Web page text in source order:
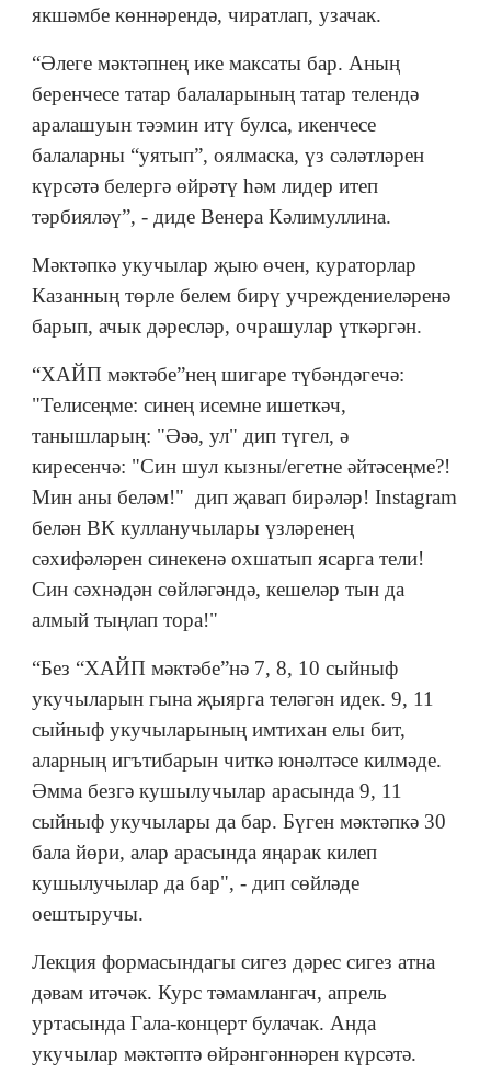
якшәмбе көннәрендә, чиратлап, узачак.
“Әлеге мәктәпнең ике максаты бар. Аның
беренчесе татар балаларының татар телендә
аралашуын тәэмин итү булса, икенчесе
балаларны “уятып”, оялмаска, үз сәләтләрен
күрсәтә белергә өйрәтү һәм лидер итеп
тәрбияләү”, - диде Венера Кәлимуллина.
Мәктәпкә укучылар җыю өчен, кураторлар
Казанның төрле белем бирү учреждениеләренә
барып, ачык дәресләр, очрашулар үткәргән.
“ХАЙП мәктәбе”нең шигаре түбәндәгечә:
"Телисеңме: синең исемне ишеткәч,
танышларың: "Әәә, ул" дип түгел, ә
киресенчә: "Син шул кызны/егетне әйтәсеңме?!
Мин аны беләм!" дип җавап бирәләр! Instagram
белән ВК кулланучылары үзләренең
сәхифәләрен синекенә охшатып ясарга тели!
Син сәхнәдән сөйләгәндә, кешеләр тын да
алмый тыңлап тора!"
“Без “ХАЙП мәктәбе”нә 7, 8, 10 сыйныф
укучыларын гына җыярга теләгән идек. 9, 11
сыйныф укучыларының имтихан елы бит,
аларның игътибарын читкә юнәлтәсе килмәде.
Әмма безгә кушылучылар арасында 9, 11
сыйныф укучылары да бар. Бүген мәктәпкә 30
бала йөри, алар арасында яңарак килеп
кушылучылар да бар", - дип сөйләде
оештыручы.
Лекция формасындагы сигез дәрес сигез атна
дәвам итәчәк. Курс тәмамлангач, апрель
уртасында Гала-концерт булачак. Анда
укучылар мәктәптә өйрәнгәннәрен күрсәтә.